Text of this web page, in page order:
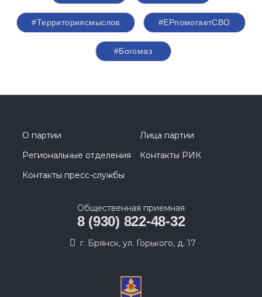
#Территориясмыслов #ЕРпомогаетСВО
#Богомаз
О партии
Лица партии
Региональные отделения
Контакты РИК
Контакты пресс-службы
Общественная приемная
8 (930) 822-48-32
г. Брянск, ул. Горького, д. 17